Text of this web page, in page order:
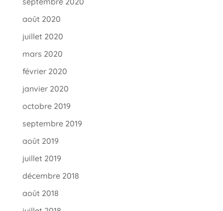
août 2020
juillet 2020
mars 2020
février 2020
janvier 2020
octobre 2019
septembre 2019
août 2019
juillet 2019
décembre 2018
août 2018